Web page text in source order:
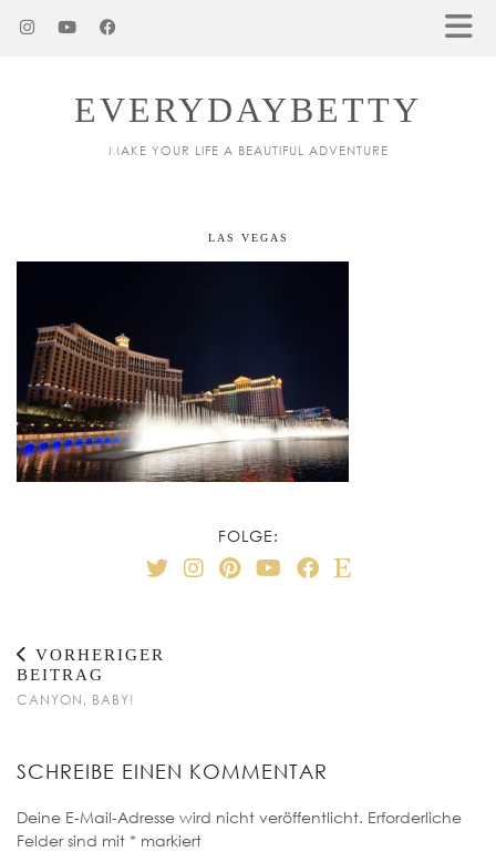
EVERYDAYBETTY
MAKE YOUR LIFE A BEAUTIFUL ADVENTURE
LAS VEGAS
FOLGE:
VORHERIGER
BEITRAG
CANYON, BABY!
SCHREIBE EINEN KOMMENTAR
Deine E-Mail-Adresse wird nicht veröffentlicht. Erforderliche
Felder sind mit * markiert